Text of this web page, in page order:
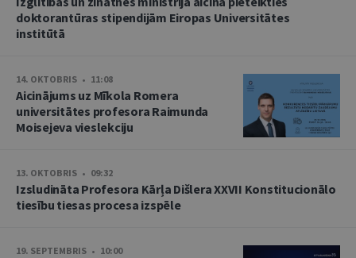
doktorantūras stipendijām Eiropas Universitātes
institūtā
14. OKTOBRIS • 11:08
Aicinājums uz Mīkola Romera
universitātes profesora Raimunda
Moisejeva vieslekciju
13. OKTOBRIS • 09:32
Izsludināta Profesora Kārļa Dišlera XXVII Konstitucionālo
tiesību tiesas procesa izspēle
19. SEPTEMBRIS • 10:00